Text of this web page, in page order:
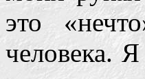
это
человека.